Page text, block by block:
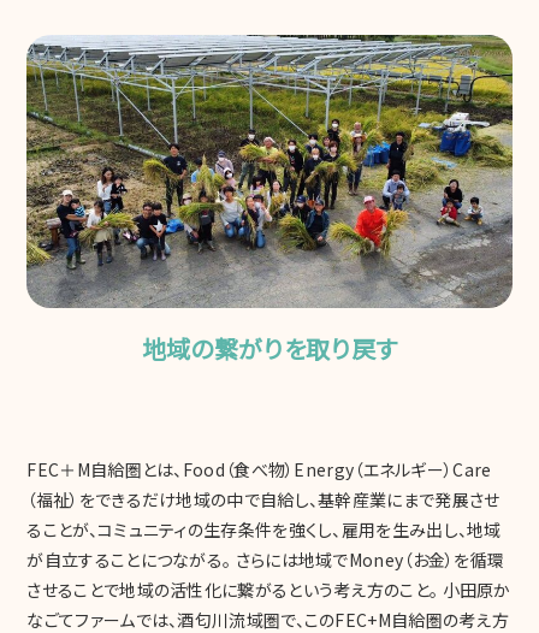
地域の繋がりを取り戻す
FEC＋M自給圏とは、Food（食べ物）Energy（エネルギー）Care
（福祉）をできるだけ地域の中で自給し、基幹産業にまで発展させ
ることが、コミュニティの生存条件を強くし、雇用を生み出し、地域
が自立することにつながる。 さらには地域でMoney（お金）を循環
させることで地域の活性化に繋がるという考え方のこと。 小田原か
なごてファームでは、酒匂川流域圏で、このFEC+M自給圏の考え方